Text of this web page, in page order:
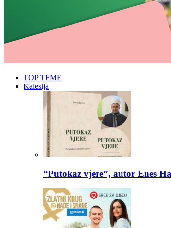
TOP TEME
Kalesija
“Putokaz vjere”, autor Enes